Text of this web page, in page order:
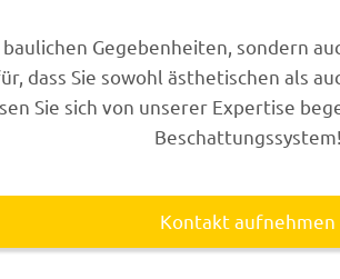
Gegebenheiten, sondern
dass Sie sowohl ästhetischen als
Sie sich von unserer Expertise
Beschattungssystem!
Kontakt aufnehmen